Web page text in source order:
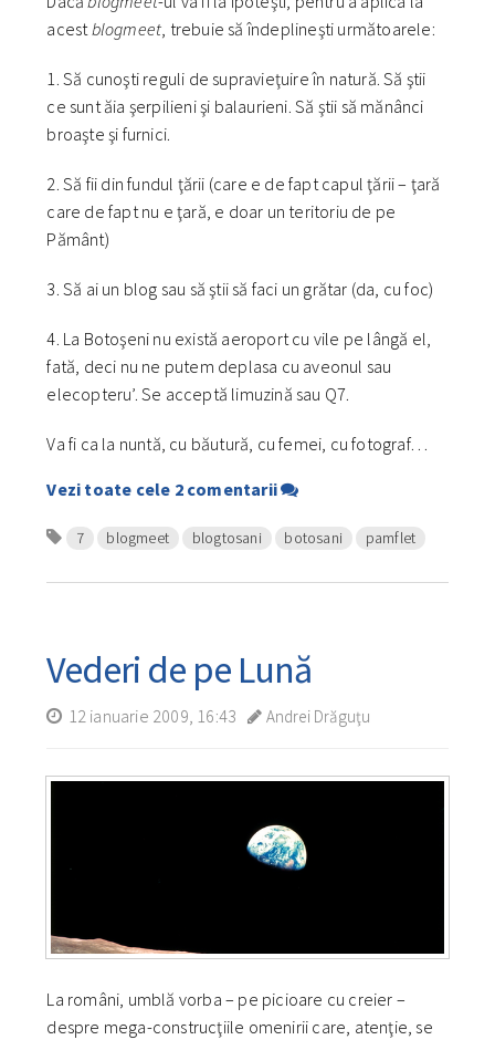
acestblogmeet, trebuie să îndeplineşti următoarele:
1. Să cunoşti reguli de supravieţuire în natură. Să ştii
ce sunt ăia şerpilieni şi balaurieni. Să ştii să mănânci
broaşte şi furnici.
2. Să fii din fundul ţării (care e de fapt capul ţării – ţară
care de fapt nu e ţară, e doar un teritoriu de pe
Pământ)
3. Să ai un blog sau să ştii să faci un grătar (da, cu foc)
4. La Botoşeni nu există aeroport cu vile pe lângă el,
fată, deci nu ne putem deplasa cu aveonul sau
elecopteru’. Se acceptă limuzină sau Q7.
Va fi ca la nuntă, cu băutură, cu femei, cu fotograf…
Vezi toate cele 2 comentarii
7 blogmeet blogtosani botosani pamflet
Vederi de pe Lună
12 ianuarie 2009, 16:43 Andrei Drăguţu
La români, umblă vorba – pe picioare cu creier –
despre mega-construcţiile omenirii care, atenţie, se